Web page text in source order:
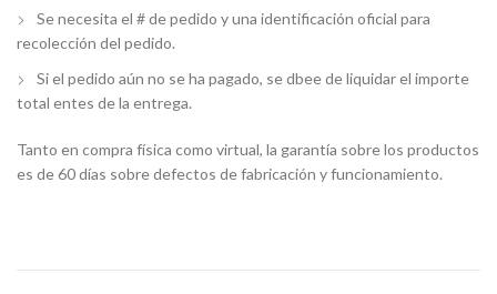
Se necesita el # de pedido y una identificación oficial para
recolección del pedido.
Si el pedido aún no se ha pagado, se dbee de liquidar el importe
total entes de la entrega.
Tanto en compra física como virtual, la garantía sobre los productos
es de 60 días sobre defectos de fabricación y funcionamiento.